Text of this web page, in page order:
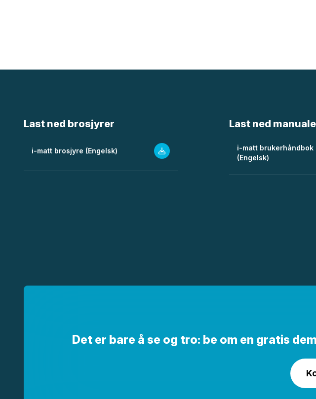
Last ned brosjyrer
i-matt brosjyre (Engelsk)
Last ned
i-matt brukerhåndbok
(Engelsk)
Det er bare å se og tro: be om en gratis